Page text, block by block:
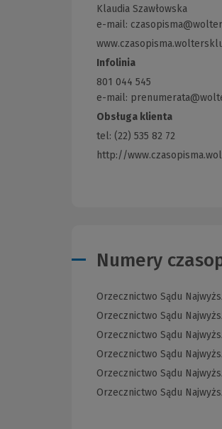
Klaudia Szawłowska
e-mail:
Infolinia
801 044 545
e-mail:
Obsługa klienta
tel: (22) 535 82 72
http://
Numery
Orzecznictwo Sądu
Orzecznictwo Sądu
Orzecznictwo Sądu
Orzecznictwo Sądu
Orzecznictwo Sądu
Orzecznictwo Sądu